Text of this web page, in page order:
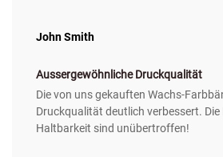
John Smith
Aussergewöhnliche Druckqualität
Die von uns gekauften Wachs-
Druckqualität deutlich verbessert. Die
Haltbarkeit sind unübertroffen!